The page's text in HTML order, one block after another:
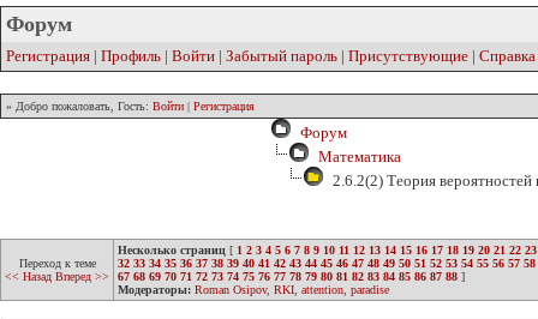
Форум
Регистрация | Профиль | Войти | Забытый пароль | Присутствующие | Справка
» Добро пожаловать, Гость: Войти | Регистрация
Форум
Математика
2.6.2(2) Теория вероятностей
Переход к теме
<< Назад Вперед >>
Несколько страниц [ 1 2 3 4 5 6 7 8 9 10 11 12 13 14 15 16 17 18 19 20 21 22 23
32 33 34 35 36 37 38 39 40 41 42 43 44 45 46 47 48 49 50 51 52 53 54 55 56 57 58
67 68 69 70 71 72 73 74 75 76 77 78 79 80 81 82 83 84 85 86 87 88 ]
Модераторы: Roman Osipov, RKI attention paradise